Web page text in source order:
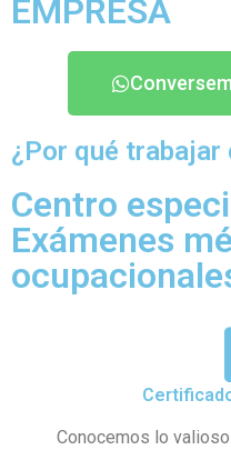
EMPRESA
¿Por qué
Centro
Exámenes
Conocemos lo